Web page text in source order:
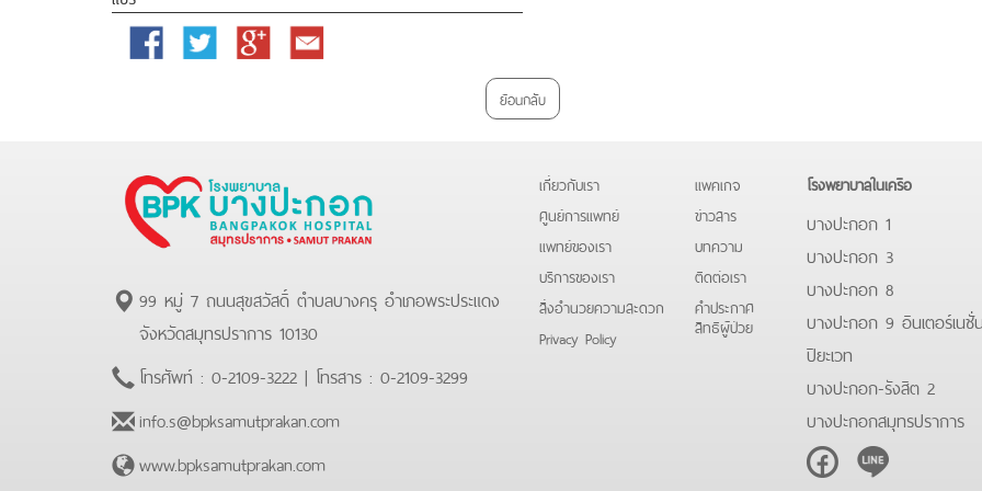
Facebook Twitter
Google
Email
ย้อนกลับ
99 หมู่ 7 ถนนสุขสวัสดิ์ ตำบลบางครุ อำเภอพระประแดง
จังหวัดสมุทรปราการ 10130
โทรศัพท์ : 0-2109-3222 | โทรสาร : 0-2109-3299
info.s@bpksamutprakan.com
www.bpksamutprakan.com
เกี่ยวกับเรา
ศูนย์การแพทย์
แพทย์ของเรา
บริการของเรา
สิ่งอำนวยความสะดวก
Privacy Policy
แพคเกจ
ข่าวสาร
บทความ
ติดต่อเรา
คําประกาศ
สิทธิผู้ป่วย
โรงพยาบาลในเครือ
บางปะกอก 1
บางปะกอก 3
บางปะกอก 8
บางปะกอก 9 อินเตอร์เนชั่
ปิยะเวท
บางปะกอก-รังสิต 2
บางปะกอกสมุทรปราการ
FacebookLine